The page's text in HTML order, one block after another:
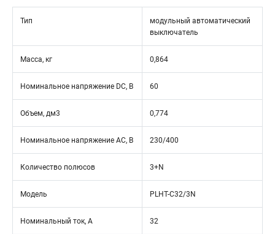
Тип
модульный автоматический
выключатель
Масса, кг 0,864
Номинальное напряжение DC, В 60
Объем, дм3 0,774
Номинальное напряжение АС, В 230/400
Количество полюсов 3+N
Модель PLHT-C32/3N
Номинальный ток, А 32